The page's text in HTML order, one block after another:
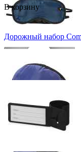
В корзину
Дорожный набор